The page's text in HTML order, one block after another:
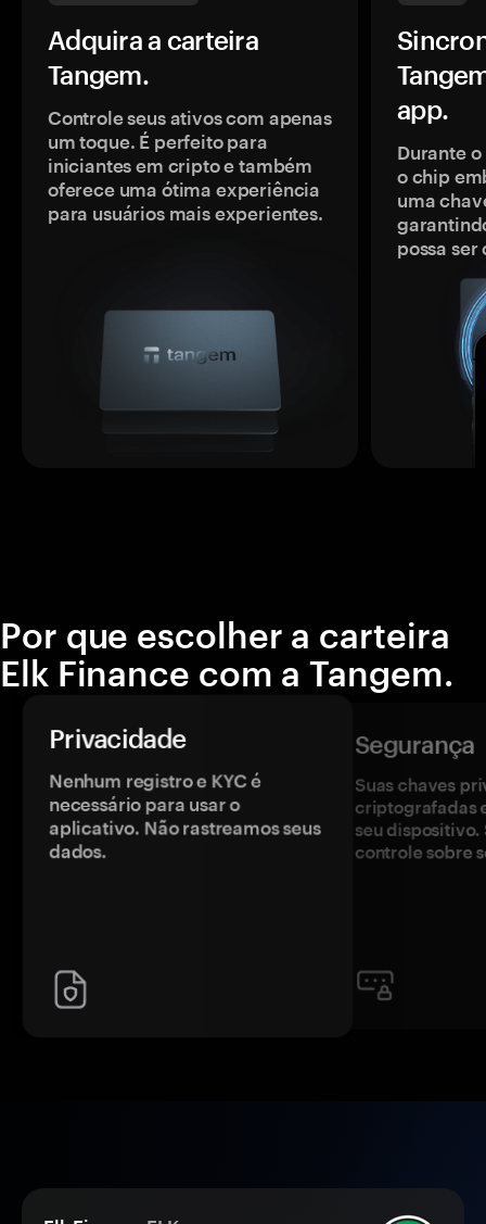
Adquira a carteira
Tangem.
Controle seus ativos com apenas
um toque. É perfeito para
iniciantes em cripto e também
oferece uma ótima experiência
para usuários mais experientes.
app.
Durante
o chip
uma
possa
Por que escolher a carteira
Elk Finance com a Tangem.
Privacidade
Nenhum registro e KYC é
necessário para usar o
aplicativo. Não rastreamos seus
dados.
Segurança
Suas chaves
criptografadas
seu dispositivo.
controle sobre